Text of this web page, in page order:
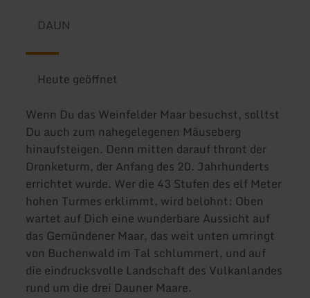
DAUN
Heute geöffnet
Wenn Du das Weinfelder Maar besuchst, solltst
Du auch zum nahegelegenen Mäuseberg
hinaufsteigen. Denn mitten darauf thront der
Dronketurm, der Anfang des 20. Jahrhunderts
errichtet wurde. Wer die 43 Stufen des elf Meter
hohen Turmes erklimmt, wird belohnt: Oben
wartet auf Dich eine wunderbare Aussicht auf
das Gemündener Maar, das weit unten umringt
von Buchenwald im Tal schlummert, und auf
die eindrucksvolle Landschaft des Vulkanlandes
rund um die drei Dauner Maare.